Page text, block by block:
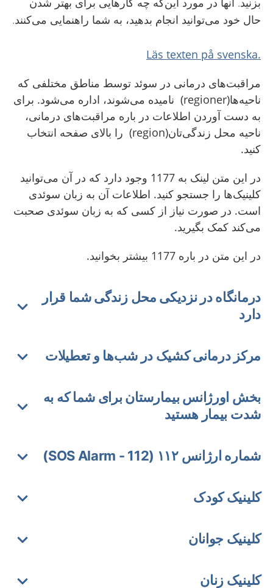
حال خود می‌توانید انجام بدهید، به شما راهنمایی می‌کنند.
.Läs texten på svenska
مراقبت‌های درمانی در سوئد توسط مناطق مختلفی که
ناحیه‌ها(regioner) نامیده می‌شوند، اداره می‌شود. برای
به دست آوردن اطلاعات در باره مراقبت‌های درمانی،
ناحیه محل زندگی‌تان(region) را بالای صفحه انتخاب
کنید.
‌در این متن لینک‌ به 1177 وجود دارد که در آن می‌توانید
کلینیک‌ها را جستجو کنید. اطلاعات آن به زبان سوئدی
است. در صورت نیاز از کسی که به زبان سوئدی صحبت
می‌کند کمک بگیرید.
در این متن در باره 1177 بیشتر بخوانید.
درمانگاه در نزدیکی محل زندگی شما قرار
دارد
مرکز درمانی کشیک در شب‌ها و تعطیلات
بخش اورژانس بیمارستان برای شما که به
شدت بیمار هستید
شماره ارژانس ۱۱۲ (SOS Alarm - 112)
کلینیک‌ کودک
کلینیک‌ جوانان
کلینیک زنان